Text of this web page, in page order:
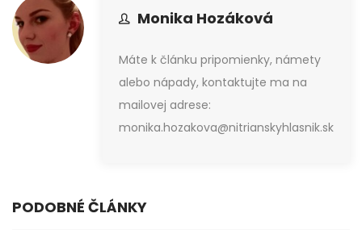
Monika Hozáková
Máte k článku pripomienky, námety
alebo nápady, kontaktujte ma na
mailovej adrese:
monika.hozakova@nitrianskyhlasnik.sk
PODOBNÉ ČLÁNKY